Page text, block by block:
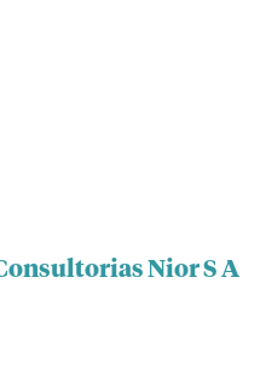
Nior S A